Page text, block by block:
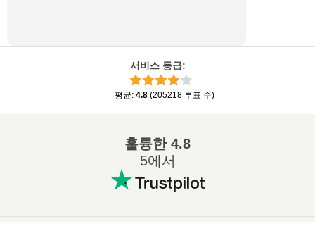
서비스 등급:
평균: 4.8 (205218 투표 수)
훌륭한4.8
5에서